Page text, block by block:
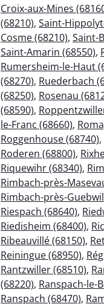
Croix-aux-Mines
(68210), Saint-
Cosme (68210), Saint-
Saint-Amarin (68550),
Rumersheim-le-Haut
(68270), Ruederbach
(68250), Rosenau
(68590),
le-Franc (68660),
Roggenhouse (68740),
Roderen (68800),
Riquewihr (68340),
Rimbach-près-
Rimbach-près-
Riespach (68640),
Riedisheim (68400),
Ribeauvillé (68150),
Reiningue (68950),
Rantzwiller (68510),
(68220), Ranspach-le-
Ranspach (68470),